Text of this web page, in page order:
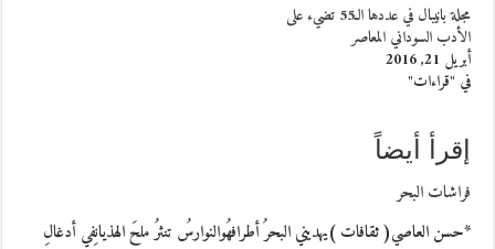
مجلة بانيبال في عددها الـ55 تضيء على
الأدب السوداني المعاصر
أبريل 21, 2016
في "قراءات"
إقرأ أيضاً
فراشات البحر
*حسن العاصي( ثقافات )يهديني البحرُ أطرافهُوالنوارسُ تنثرُ ملحَ الهذيانِفي أدغالِ